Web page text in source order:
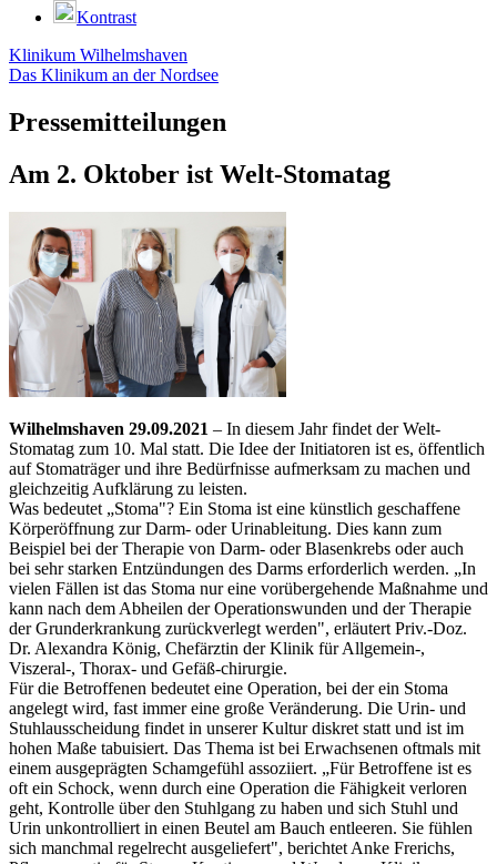
Kontrast
Klinikum Wilhelmshaven
Das Klinikum an der Nordsee
Pressemitteilungen
Am 2. Oktober ist Welt-Stomatag
Wilhelmshaven 29.09.2021 – In diesem Jahr findet der Welt-
Stomatag zum 10. Mal statt. Die Idee der Initiatoren ist es, öffentlich
auf Stomaträger und ihre Bedürfnisse aufmerksam zu machen und
gleichzeitig Aufklärung zu leisten.
Was bedeutet „Stoma"? Ein Stoma ist eine künstlich geschaffene
Körperöffnung zur Darm- oder Urinableitung. Dies kann zum
Beispiel bei der Therapie von Darm- oder Blasenkrebs oder auch
bei sehr starken Entzündungen des Darms erforderlich werden. „In
vielen Fällen ist das Stoma nur eine vorübergehende Maßnahme und
kann nach dem Abheilen der Operationswunden und der Therapie
der Grunderkrankung zurückverlegt werden", erläutert Priv.-Doz.
Dr. Alexandra König, Chefärztin der Klinik für Allgemein-,
Viszeral-, Thorax- und Gefäß-chirurgie.
Für die Betroffenen bedeutet eine Operation, bei der ein Stoma
angelegt wird, fast immer eine große Veränderung. Die Urin- und
Stuhlausscheidung findet in unserer Kultur diskret statt und ist im
hohen Maße tabuisiert. Das Thema ist bei Erwachsenen oftmals mit
einem ausgeprägten Schamgefühl assoziiert. „Für Betroffene ist es
oft ein Schock, wenn durch eine Operation die Fähigkeit verloren
geht, Kontrolle über den Stuhlgang zu haben und sich Stuhl und
Urin unkontrolliert in einen Beutel am Bauch entleeren. Sie fühlen
sich manchmal regelrecht ausgeliefert", berichtet Anke Frerichs,